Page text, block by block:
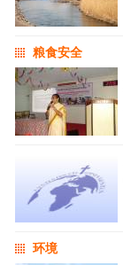
粮食安全
环境